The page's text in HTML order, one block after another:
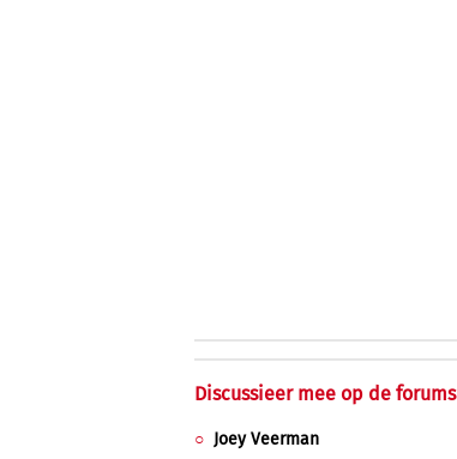
Discussieer mee op de forums
Joey Veerman